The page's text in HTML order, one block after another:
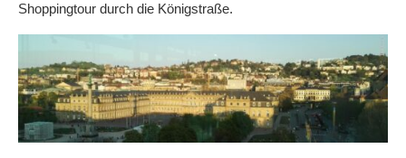
Shoppingtour durch die Königstraße.